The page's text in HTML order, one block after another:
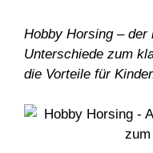
Hobby Horsing – der
Unterschiede zum
die Vorteile für